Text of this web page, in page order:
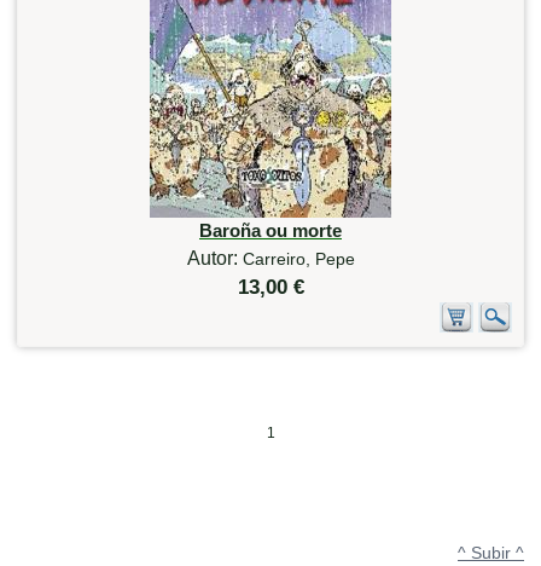
Baroña ou morte
Autor: Carreiro, Pepe
13,00 €
1
^ Subir ^